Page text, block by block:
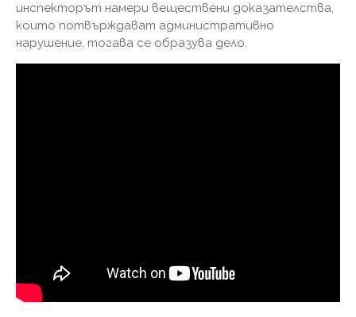
инспекторът намери веществени доказателства,
които потвърждават административно
нарушение, тогава се образува дело.